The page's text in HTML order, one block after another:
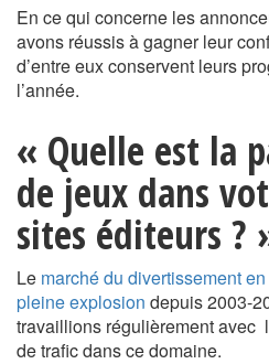
En ce qui concerne les
avons réussis à gagner leur
d’entre eux conservent leurs
l’année.
« Quelle est la
de jeux dans
sites éditeurs ?
Le marché du divertissement
pleine explosion depuis 2003-
travaillions régulièrement avec
de trafic dans ce domaine.